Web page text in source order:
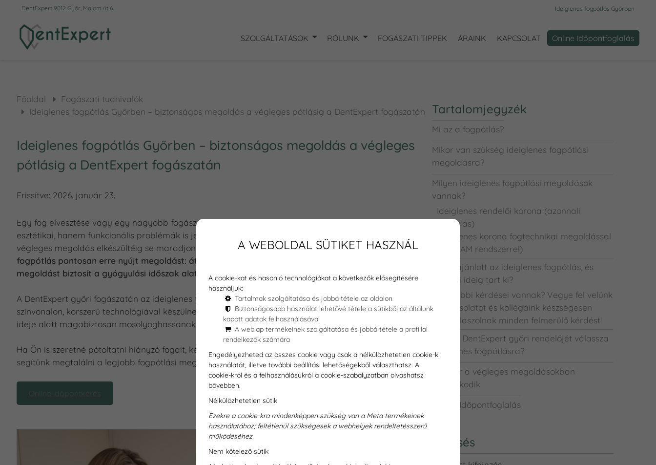
DentExpert 9012 Győr, Malom út 6. Ideiglenes fogpótlás Győrben
SZOLGÁLTATÁSOK RÓLUNK FOGÁSZATI TIPPEK ÁRAINK KAPCSOLAT Online Időpontfoglalás
Főoldal
Fogászati tudnivalók
Ideiglenes fogpótlás Győrben – biztonságos megoldás a végleges pótlásig a DentExpert fogászatán
Ideiglenes fogpótlás Győrben – biztonságos megoldás a végleges
pótlásig a DentExpert fogászatán
Frissítve: 2026. január 23.
Egy fog elvesztése vagy egy nagyobb fogászati beavatkozás után nemcsak
esztétikai, hanem funkcionális problémák is jelentkezhetnek. Ilyenkor fontos, hogy a
végleges megoldás elkészültéig se maradjon a páciens fog nélkül.Az ideiglenes
fogpótlás pontosan erre nyújt megoldást: átmeneti, mégis kényelmes és esztétikus
megoldást biztosít a gyógyulási időszak alatt.
A DentExpert győri fogászatán az ideiglenes fogpótlások is magas szakmai
színvonalon, korszerű technológiával készülnek, hogy a páciensek a kezelés teljes
ideje alatt magabiztosan mosolyoghassanak.
Ha Ön is szeretné pótoltatni hiányzó fogait, kérjen időpontot rendelőnkbe most és
segítünk megtalálni a legjobb fogpótlási megoldást!
Online időpontkérés
Tartalomjegyzék
Mi az a fogpótlás?
Mikor van szükség ideiglenes fogpótlási
megoldásra?
Milyen ideiglenes fogpótlási megoldások
vannak?
Ideiglenes rendelői korona (azonnali
megoldás)
Ideiglenes korona fogtechnikai megoldással
(CAD-CAM rendszerrel)
Kinek ajánlott az ideiglenes fogpótlás, és
mennyi ideig tart ki?
További kérdései vannak? Vegye fel velünk
a kapcsolatot és kollégáink készségesen
megválaszolnak minden felmerülő kérdést!
Miért a DentExpert győri rendelőjét válassza
ideiglenes fogpótlásra?
Ha már a végleges megoldásokban
gondolkodik
Online Időpontfoglalás
Keresés
A WEBOLDAL SÜTIKET HASZNÁL
A cookie-kat és hasonló technológiákat a következők elősegítésére
használjuk:
Tartalmak szolgáltatása és jobbá tétele az oldalon
Biztonságosabb használat lehetővé tétele a sütikből az általunk
kapott adatok felhasználásával
A weblap termékeinek szolgáltatása és jobbá tétele a profillal
rendelkezők számára
Engedélyezheted az összes cookie vagy csak a nélkülözhetetlen cookie-k
használatát, illetve további beállítási lehetőségekből választhatsz. A
cookie-król és a felhasználásukról a cookie-szabályzatban olvashatsz
bővebben.
Nélkülözhetetlen sütik
Ezekre a cookie-kra mindenképpen szükség van a Meta termékeinek
használatához; feltétlenül szükségesek a webhelyek rendeltetésszerű
működéséhez.
Nem kötelező sütik